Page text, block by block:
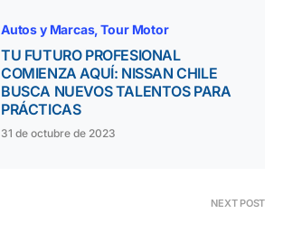
Autos y Marcas Tour Motor
TU FUTURO PROFESIONAL
COMIENZA AQUÍ: NISSAN CHILE
BUSCA NUEVOS TALENTOS PARA
PRÁCTICAS
31 de octubre de 2023
NEXT POST